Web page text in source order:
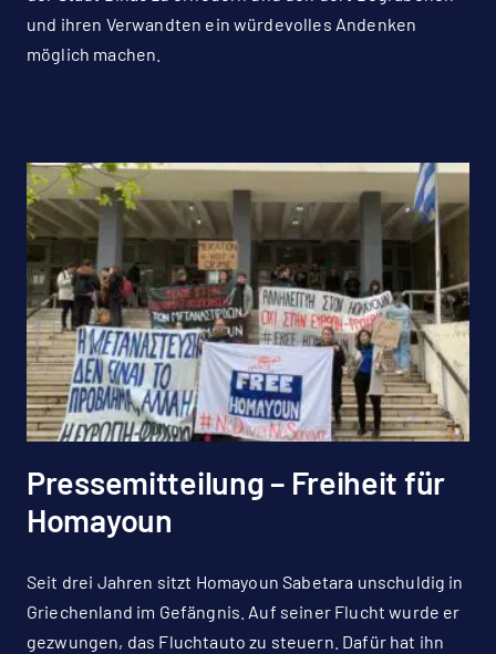
und ihren Verwandten ein würdevolles Andenken
möglich machen.
Pressemitteilung – Freiheit für
Homayoun
Seit drei Jahren sitzt Homayoun Sabetara unschuldig in
Griechenland im Gefängnis. Auf seiner Flucht wurde er
gezwungen, das Fluchtauto zu steuern. Dafür hat ihn